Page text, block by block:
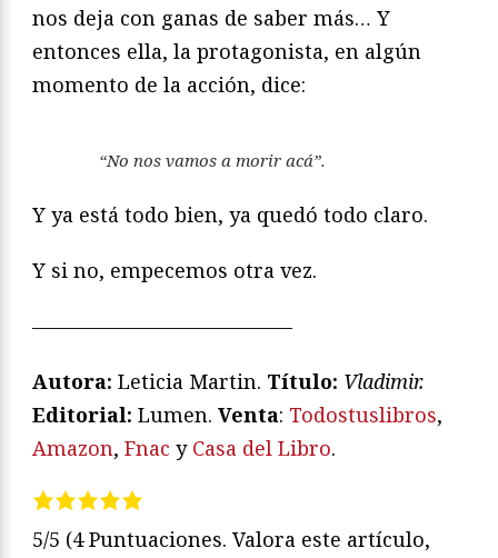
nos deja con ganas de saber más… Y
entonces ella, la protagonista, en algún
momento de la acción, dice:
“No nos vamos a morir acá”.
Y ya está todo bien, ya quedó todo claro.
Y si no, empecemos otra vez.
—————————————
Autora: Leticia Martin. Título: Vladimir.
Editorial: Lumen. Venta: Todostuslibros,
Amazon, Fnac y Casa del Libro.
5/5 (4 Puntuaciones. Valora este artículo,